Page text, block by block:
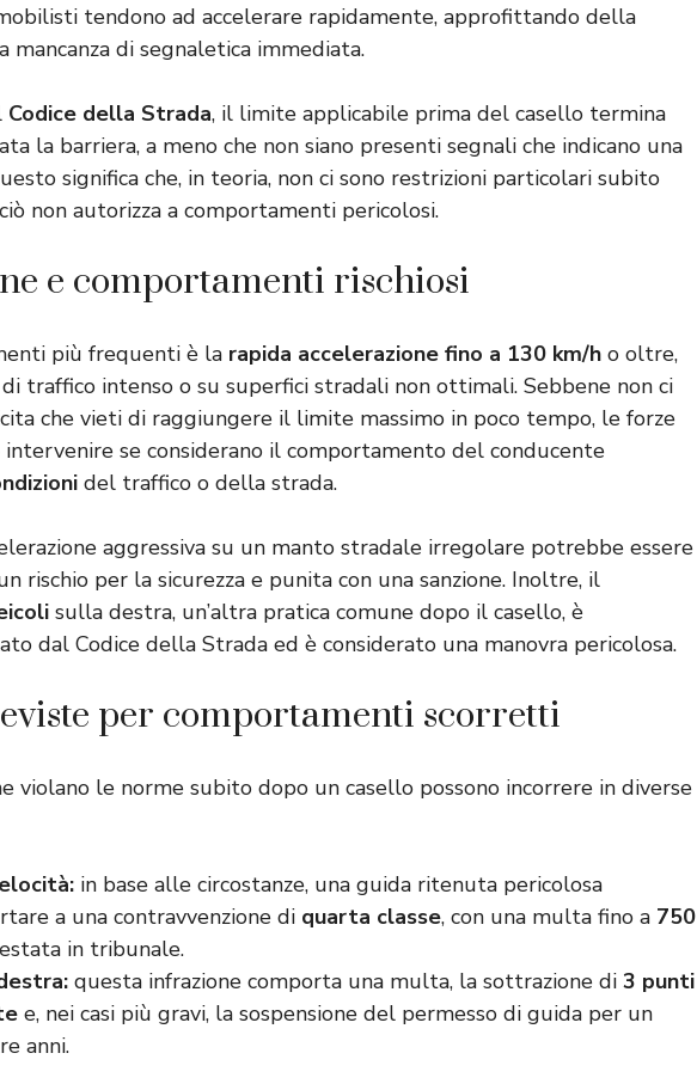
tendono ad accelerare rapidamente, approfittando della
di segnaletica immediata.
Codice della Strada, il limite applicabile prima del casello termina
la barriera, a meno che non siano presenti segnali che indicano una
significa che, in teoria, non ci sono restrizioni particolari subito
non autorizza a comportamenti pericolosi.
e comportamenti rischiosi
più frequenti è la rapida accelerazione fino a 130 km/h o oltre,
traffico intenso o su superfici stradali non ottimali. Sebbene non ci
che vieti di raggiungere il limite massimo in poco tempo, le forze
intervenire se considerano il comportamento del conducente
del traffico o della strada.
aggressiva su un manto stradale irregolare potrebbe essere
rischio per la sicurezza e punita con una sanzione. Inoltre, il
sulla destra, un’altra pratica comune dopo il casello, è
dal Codice della Strada ed è considerato una manovra pericolosa.
per comportamenti scorretti
violano le norme subito dopo un casello possono incorrere in diverse
in base alle circostanze, una guida ritenuta pericolosa
a una contravvenzione di quarta classe, con una multa fino a 750
in tribunale.
questa infrazione comporta una multa, la sottrazione di 3 punti
e, nei casi più gravi, la sospensione del permesso di guida per un
anni.